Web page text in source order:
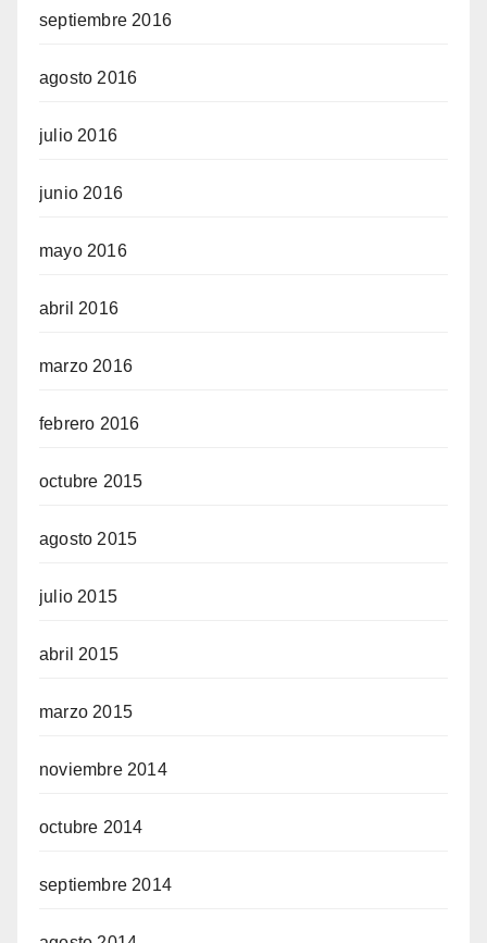
septiembre 2016
agosto 2016
julio 2016
junio 2016
mayo 2016
abril 2016
marzo 2016
febrero 2016
octubre 2015
agosto 2015
julio 2015
abril 2015
marzo 2015
noviembre 2014
octubre 2014
septiembre 2014